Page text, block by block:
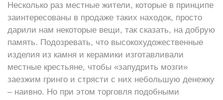
Несколько раз местные жители, которые в принципе
заинтересованы в продаже таких находок, просто
дарили нам некоторые вещи, так сказать, на добрую
память. Подозревать, что высокохудожественные
изделия из камня и керамики изготавливали
местные крестьяне, чтобы «запудрить мозги»
заезжим гринго и стрясти с них небольшую денежку
– наивно. Но при этом торговля подобными